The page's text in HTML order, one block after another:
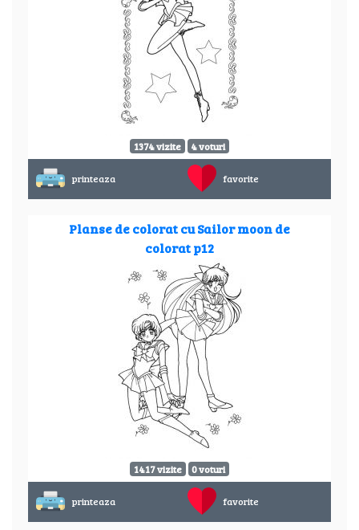
1374 vizite 4 voturi
printeaza favorite
Planse de colorat cu Sailor moon de
colorat p12
1417 vizite 0 voturi
printeaza favorite